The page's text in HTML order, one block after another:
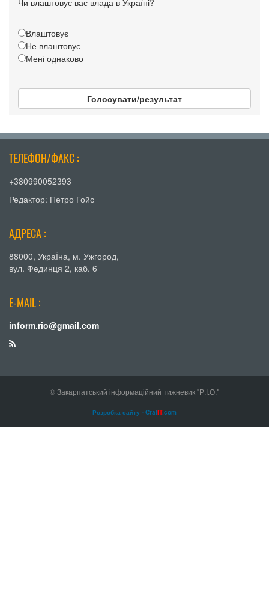
Чи влаштовує вас влада в Україні?
Влаштовує
Не влаштовує
Мені однаково
Голосувати/результат
ТЕЛЕФОН/ФАКС :
+380990052393
Редактор: Петро Гойс
АДРЕСА :
88000, УкраЇна, м. Ужгород,
вул. Фединця 2, каб. 6
E-MAIL :
inform.rio@gmail.com
© Закарпатський інформаційний тижневик "Р.І.О."
Розробка сайту - CrafIT.com